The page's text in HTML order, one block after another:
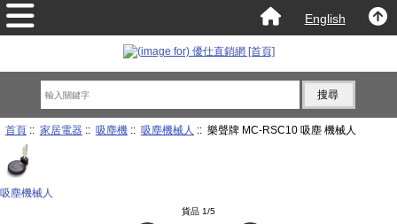
English
首頁:: 家居電器:: 吸塵機:: 吸塵機械人 :: 樂聲牌 MC-RSC10 吸塵 機械人
吸塵機械人
貨品 1/5